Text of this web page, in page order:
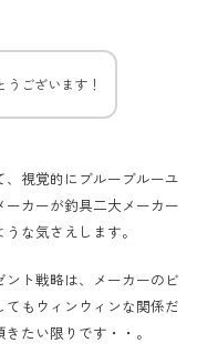
ございます！
視覚的にブルーブルーユ
カーが釣具二大メーカー
な気さえします。
ト戦略は、メーカーのビ
もウィンウィンな関係だ
たい限りです・・。